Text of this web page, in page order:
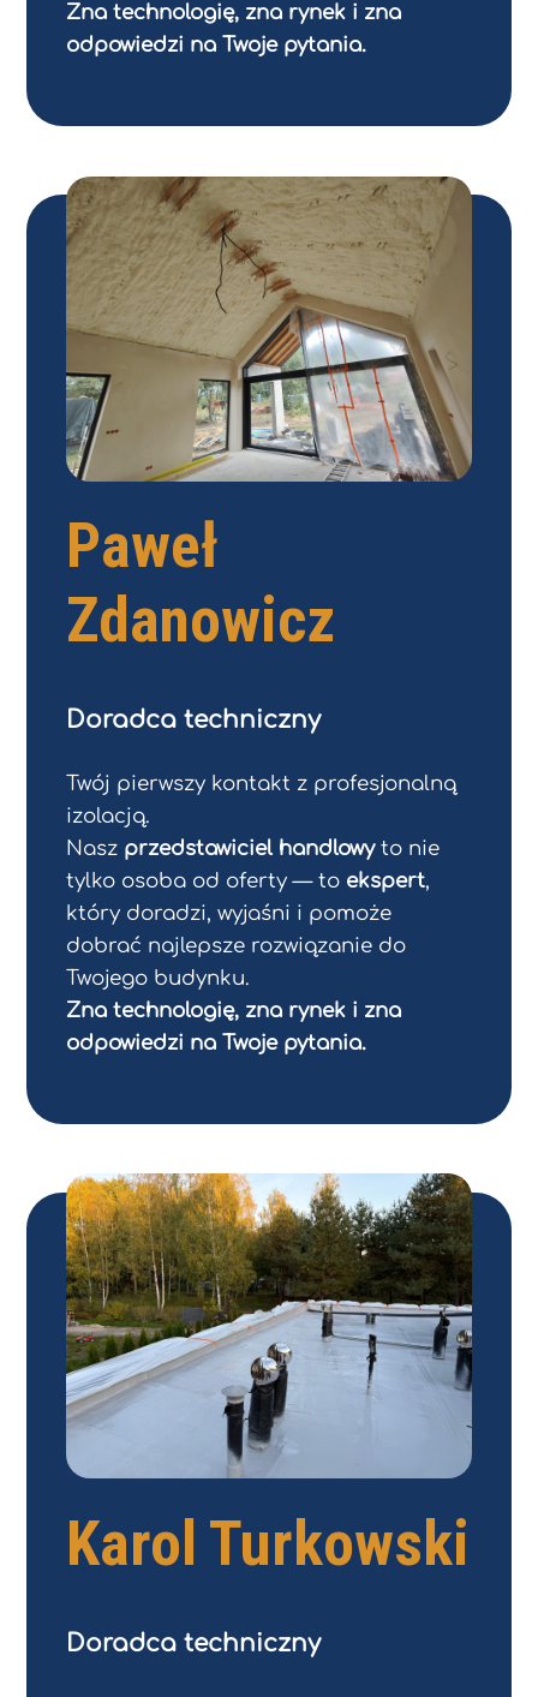
Zna technologię, zna rynek i zna
odpowiedzi na Twoje pytania.
Paweł
Zdanowicz
Doradca techniczny
Twój pierwszy kontakt z profesjonalną
izolacją.
Nasz przedstawiciel handlowyto nie
tylko osoba od oferty — to ekspert,
który doradzi, wyjaśni i pomoże
dobrać najlepsze rozwiązanie do
Twojego budynku.
Zna technologię, zna rynek i zna
odpowiedzi na Twoje pytania.
Karol Turkowski
Doradca techniczny